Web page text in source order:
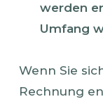
werden
Umfang
Wenn Sie
Rechnung